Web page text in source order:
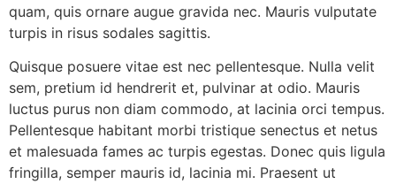
quam, quis ornare augue gravida nec. Mauris vulputate
turpis in risus sodales sagittis.
Quisque posuere vitae est nec pellentesque. Nulla velit
sem, pretium id hendrerit et, pulvinar at odio. Mauris
luctus purus non diam commodo, at lacinia orci tempus.
Pellentesque habitant morbi tristique senectus et netus
et malesuada fames ac turpis egestas. Donec quis ligula
fringilla, semper mauris id, lacinia mi. Praesent ut